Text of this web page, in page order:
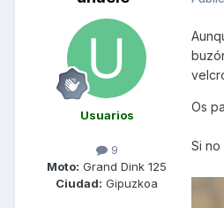
Usuarios
9
Moto: Grand Dink 125
Ciudad: Gipuzkoa
Os
Si